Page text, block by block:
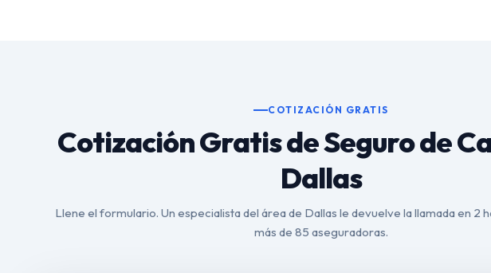
COTIZACIÓN GRATIS
Cotización Gratis de Seguro de
Dallas
Llene el formulario. Un especialista del área de Dallas le devuelve la llamada en 2
más de 85 aseguradoras.